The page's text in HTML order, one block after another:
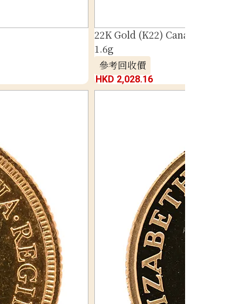
22K Gold (K22) Canadian 100
1.6g
參考回收價
HKD 2,028.16